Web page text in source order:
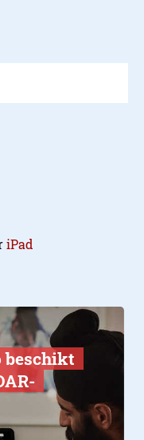
iPad
beschikt